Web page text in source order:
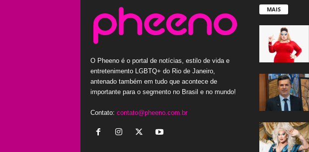
O Pheeno é o portal de notícias, estilo de vida e
entretenimento LGBTQ+ do Rio de Janeiro,
antenado também em tudo que acontece de
importante para o segmento no Brasil e no mundo!
Contato: contato@pheeno.com.br
MAIS